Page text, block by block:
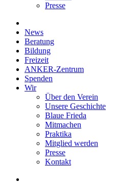
Presse
News
Beratung
Bildung
Freizeit
ANKER-Zentrum
Spenden
Wir
Über den Verein
Unsere Geschichte
Blaue Frieda
Mitmachen
Praktika
Mitglied werden
Presse
Kontakt